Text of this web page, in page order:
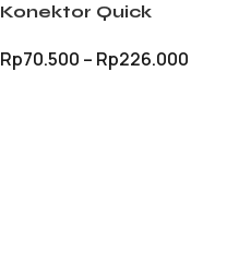
Konektor Quick
Cleaner Pressure
Rp70.500 – Rp226.000